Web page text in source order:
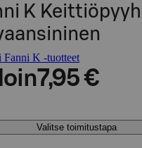
K
K -tuotteet
7,95 €
Valitse toimitustapa